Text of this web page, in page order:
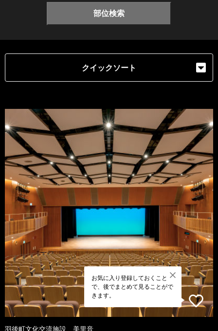
部位検索
クイックソート
お気に入り登録しておくこと
で、後でまとめて見ることがで
きます。
羽後町文化交流施設 美里音